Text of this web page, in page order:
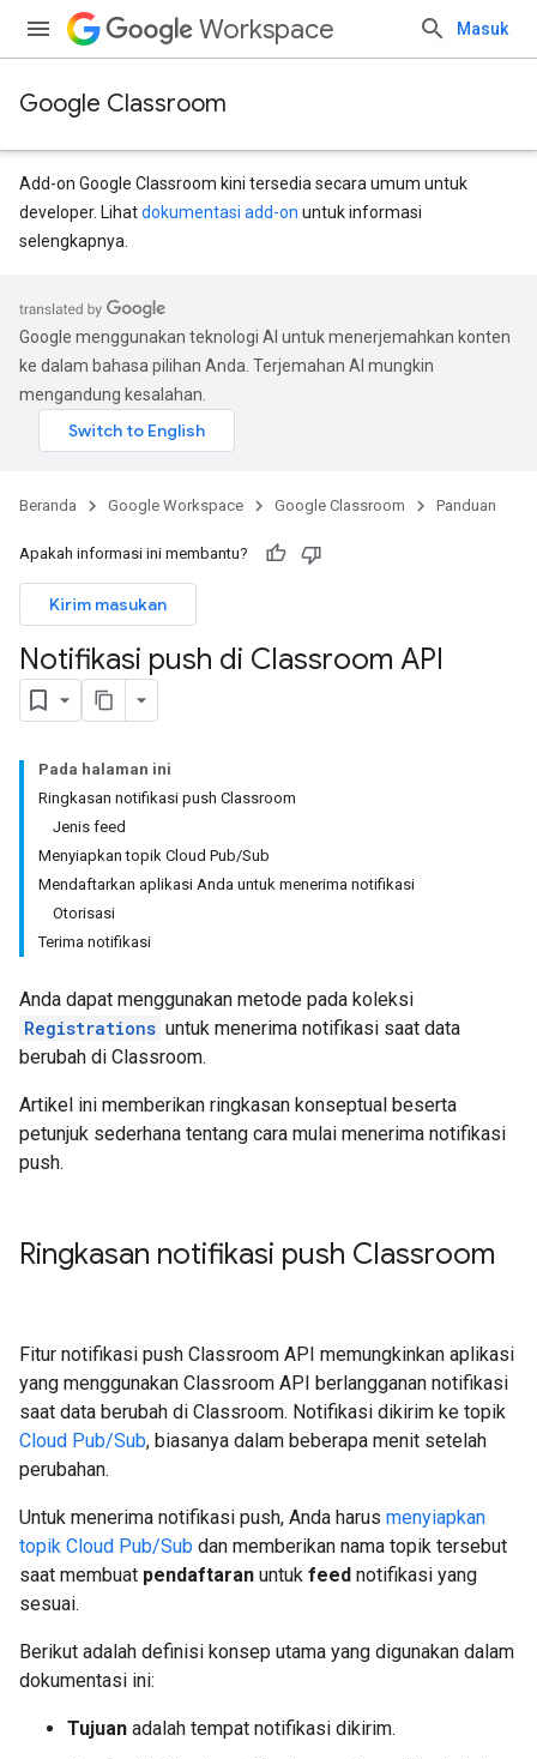
Workspace Masuk
Google Classroom
Add-on Google Classroom kini tersedia secara umum untuk
developer. Lihatdokumentasi add-on untuk informasi
selengkapnya.
Google menggunakan teknologi AI untuk menerjemahkan konten
ke dalam bahasa pilihan Anda. Terjemahan AI mungkin
mengandung kesalahan.
Beranda Google Workspace Google Classroom Panduan
Apakah informasi ini membantu?
Kirim masukan
Notifikasi push di Classroom API
Pada halaman ini
Ringkasan notifikasi push Classroom
Jenis feed
Menyiapkan topik Cloud Pub/Sub
Mendaftarkan aplikasi Anda untuk menerima notifikasi
Otorisasi
Terima notifikasi
Anda dapat menggunakan metode pada koleksi
Registrations untuk menerima notifikasi saat data
berubah di Classroom.
Artikel ini memberikan ringkasan konseptual beserta
petunjuk sederhana tentang cara mulai menerima notifikasi
push.
Ringkasan notifikasi push Classroom
Fitur notifikasi push Classroom API memungkinkan aplikasi
yang menggunakan Classroom API berlangganan notifikasi
saat data berubah di Classroom. Notifikasi dikirim ke topik
Cloud Pub/Sub, biasanya dalam beberapa menit setelah
perubahan.
Untuk menerima notifikasi push, Anda harus menyiapkan
topik Cloud Pub/Sub dan memberikan nama topik tersebut
saat membuat pendaftaran untuk feed notifikasi yang
sesuai.
Berikut adalah definisi konsep utama yang digunakan dalam
dokumentasi ini:
Tujuan adalah tempat notifikasi dikirim.